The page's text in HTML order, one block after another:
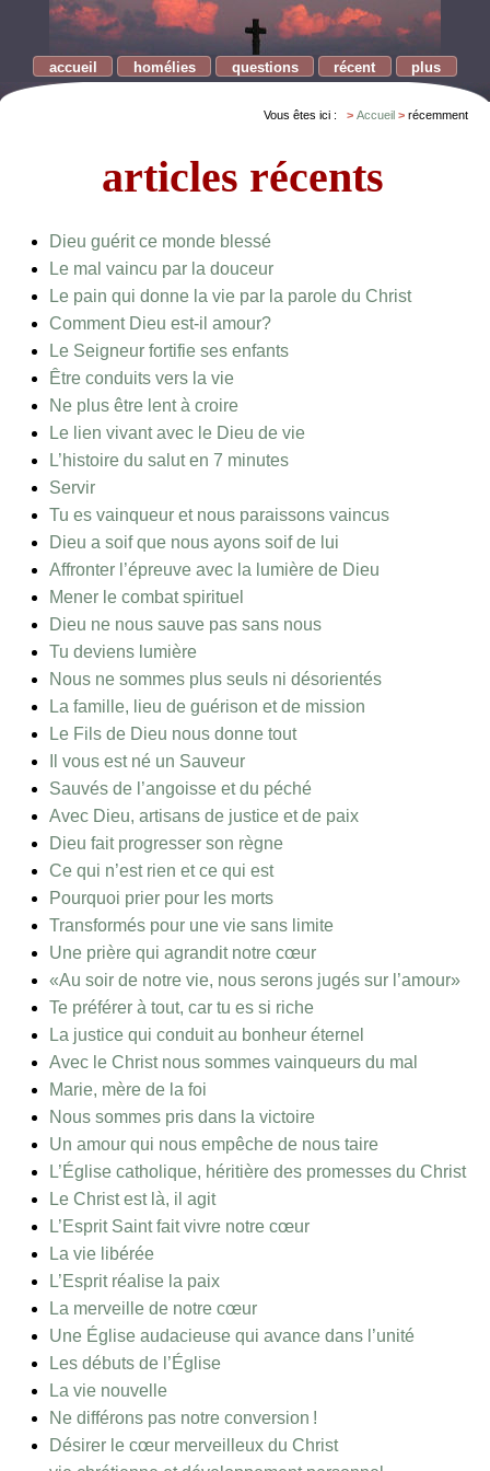
accueil homélies questions récent plus
Vous êtes ici : Accueil récemment
articles récents
Dieu guérit ce monde blessé
Le mal vaincu par la douceur
Le pain qui donne la vie par la parole du Christ
Comment Dieu est-il amour?
Le Seigneur fortifie ses enfants
Être conduits vers la vie
Ne plus être lent à croire
Le lien vivant avec le Dieu de vie
L’histoire du salut en 7 minutes
Servir
Tu es vainqueur et nous paraissons vaincus
Dieu a soif que nous ayons soif de lui
Affronter l’épreuve avec la lumière de Dieu
Mener le combat spirituel
Dieu ne nous sauve pas sans nous
Tu deviens lumière
Nous ne sommes plus seuls ni désorientés
La famille, lieu de guérison et de mission
Le Fils de Dieu nous donne tout
Il vous est né un Sauveur
Sauvés de l’angoisse et du péché
Avec Dieu, artisans de justice et de paix
Dieu fait progresser son règne
Ce qui n’est rien et ce qui est
Pourquoi prier pour les morts
Transformés pour une vie sans limite
Une prière qui agrandit notre cœur
«Au soir de notre vie, nous serons jugés sur l’amour»
Te préférer à tout, car tu es si riche
La justice qui conduit au bonheur éternel
Avec le Christ nous sommes vainqueurs du mal
Marie, mère de la foi
Nous sommes pris dans la victoire
Un amour qui nous empêche de nous taire
L’Église catholique, héritière des promesses du Christ
Le Christ est là, il agit
L’Esprit Saint fait vivre notre cœur
La vie libérée
L’Esprit réalise la paix
La merveille de notre cœur
Une Église audacieuse qui avance dans l’unité
Les débuts de l’Église
La vie nouvelle
Ne différons pas notre conversion !
Désirer le cœur merveilleux du Christ